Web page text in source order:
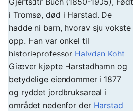
i Tromsø, død i Harstad. De
hadde ni barn, hvorav sju vokste
opp. Han var onkel til
historieprofessor Halvdan Koht.
Giæver kjøpte Harstadhamn og
betydelige eiendommer i 1877
og ryddet jordbruksareal i
området nedenfor der Harstad